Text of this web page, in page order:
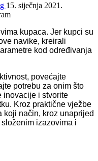
15. siječnja 2021.
kupaca. Jer kupci su
navike, kreirali
kod određivanja
povećajte
potrebu za onim što
inovacije i stvorite
Kroz praktične vježbe
koji način, kroz unaprijed
izazovima i